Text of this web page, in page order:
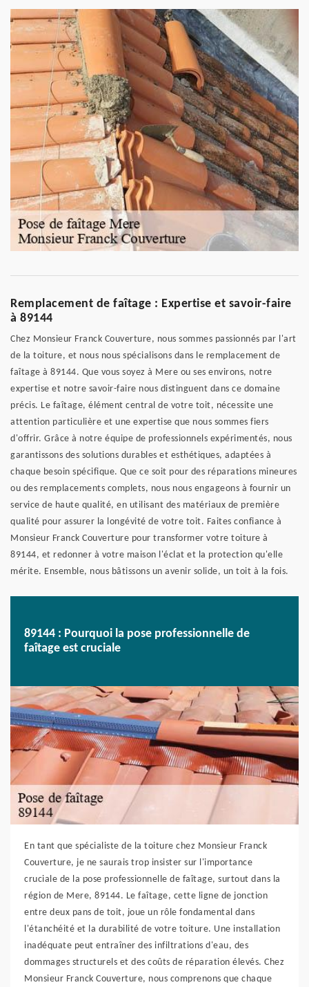
Remplacement de faîtage : Expertise et savoir-faire
à 89144
Chez Monsieur Franck Couverture, nous sommes passionnés par l'art
de la toiture, et nous nous spécialisons dans le remplacement de
faîtage à 89144. Que vous soyez à Mere ou ses environs, notre
expertise et notre savoir-faire nous distinguent dans ce domaine
précis. Le faîtage, élément central de votre toit, nécessite une
attention particulière et une expertise que nous sommes fiers
d'offrir. Grâce à notre équipe de professionnels expérimentés, nous
garantissons des solutions durables et esthétiques, adaptées à
chaque besoin spécifique. Que ce soit pour des réparations mineures
ou des remplacements complets, nous nous engageons à fournir un
service de haute qualité, en utilisant des matériaux de première
qualité pour assurer la longévité de votre toit. Faites confiance à
Monsieur Franck Couverture pour transformer votre toiture à
89144, et redonner à votre maison l'éclat et la protection qu'elle
mérite. Ensemble, nous bâtissons un avenir solide, un toit à la fois.
89144 : Pourquoi la pose professionnelle de
faîtage est cruciale
En tant que spécialiste de la toiture chez Monsieur Franck
Couverture, je ne saurais trop insister sur l'importance
cruciale de la pose professionnelle de faîtage, surtout dans la
région de Mere, 89144. Le faîtage, cette ligne de jonction
entre deux pans de toit, joue un rôle fondamental dans
l'étanchéité et la durabilité de votre toiture. Une installation
inadéquate peut entraîner des infiltrations d'eau, des
dommages structurels et des coûts de réparation élevés. Chez
Monsieur Franck Couverture, nous comprenons que chaque